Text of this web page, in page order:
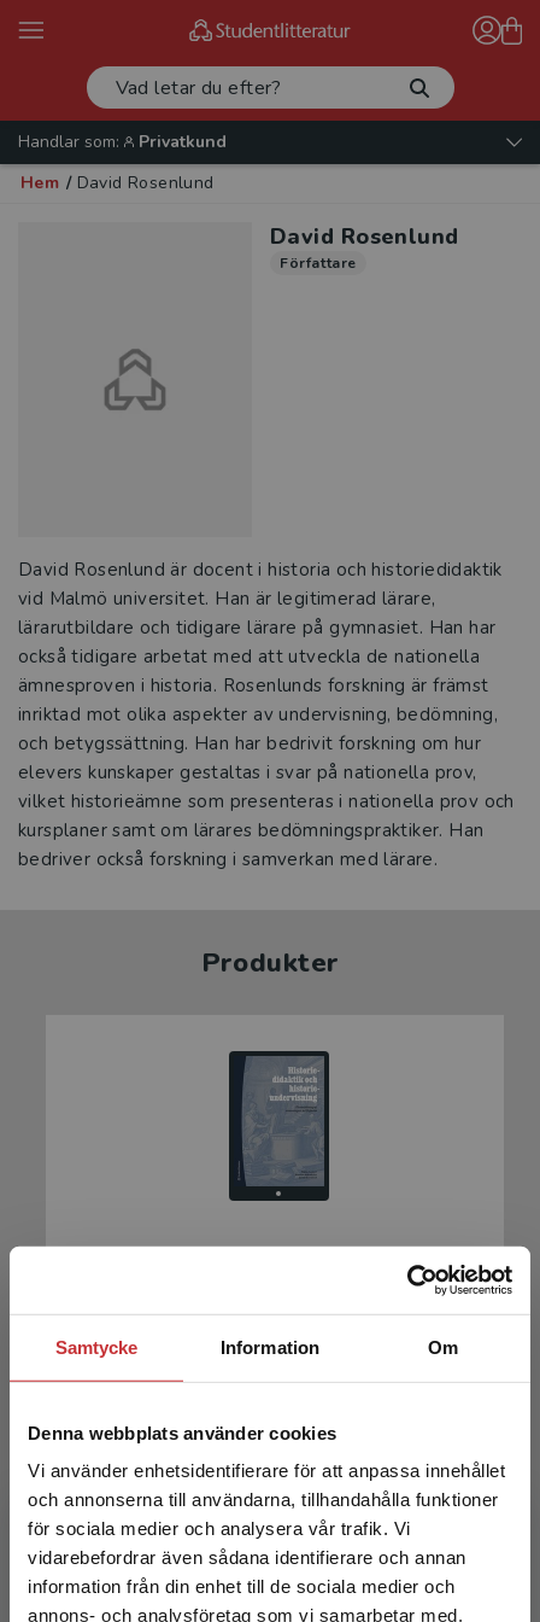
Samtycke Information Om
Denna webbplats använder cookies
Vi använder enhetsidentifierare för att anpassa innehållet
och annonserna till användarna, tillhandahålla funktioner
för sociala medier och analysera vår trafik. Vi
vidarebefordrar även sådana identifierare och annan
information från din enhet till de sociala medier och
annons- och analysföretag som vi samarbetar med.
Begränsad fraktregion
Handlar som:
Privatkund
Hem / David Rosenlund
David Rosenlund
Författare
David Rosenlund är docent i historia och historiedidaktik
vid Malmö universitet. Han är legitimerad lärare,
lärarutbildare och tidigare lärare på gymnasiet. Han har
också tidigare arbetat med att utveckla de nationella
ämnesproven i historia. Rosenlunds forskning är främst
inriktad mot olika aspekter av undervisning, bedömning,
och betygssättning. Han har bedrivit forskning om hur
elevers kunskaper gestaltas i svar på nationella prov,
vilket historieämne som presenteras i nationella prov och
kursplaner samt om lärares bedömningspraktiker. Han
bedriver också forskning i samverkan med lärare.
Produkter
Historiedidaktik och historieundervisning
Ammert, Niklas m.fl.
197 krinkl. moms
Exkl. moms: 186 kr